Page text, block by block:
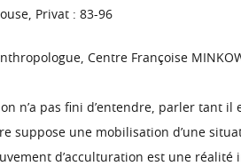
Privat : 83-96
Centre Françoise
n’a pas fini d’entendre, parler
suppose une mobilisation d’une
d’acculturation est une